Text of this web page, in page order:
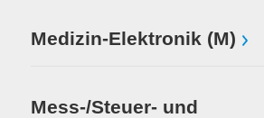
Medizin-Elektronik (M)
Mess-/Steuer- und